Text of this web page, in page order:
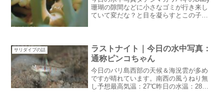
珊瑚の隙間などに小さなゴミが行き来し
ていて変だな？と目を凝らすとこの子だ
と結構いるはずです。...
サリダイブの話
ラストナイト｜今日の水中写真：
通称ピンコちゃん
今日のバリ島西部の天候＆海況雲が多め
ですが晴れています。南西の風うねり無
し予想最高気温：27℃昨日の水温：28℃